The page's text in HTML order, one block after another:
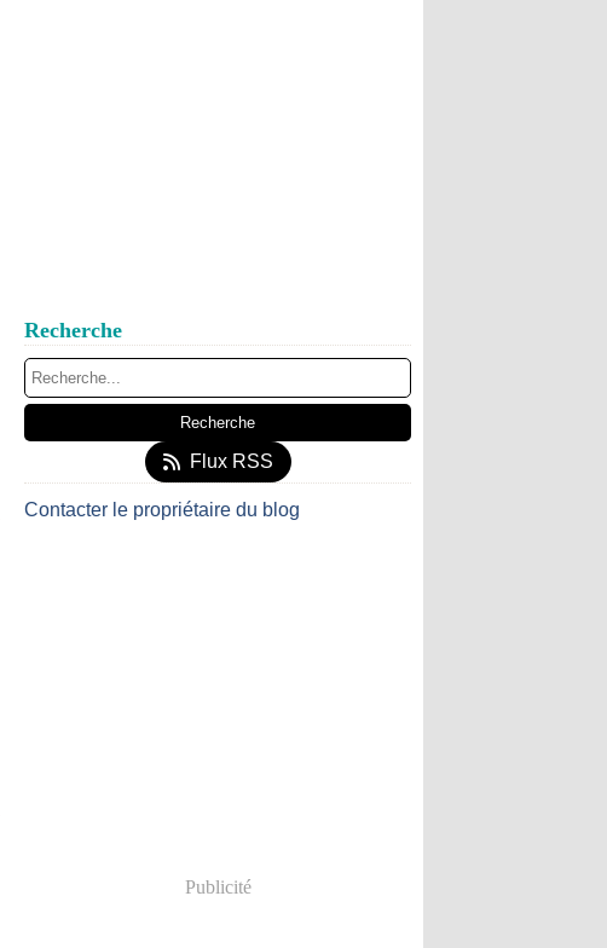
Recherche
Flux RSS
Contacter le propriétaire du blog
Publicité